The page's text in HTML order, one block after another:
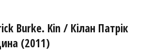
Burke. Kin / Кілан Патрік
(2011)